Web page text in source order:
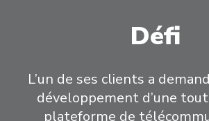
Défi
L’un de ses clients a
développement d’une
plateforme de